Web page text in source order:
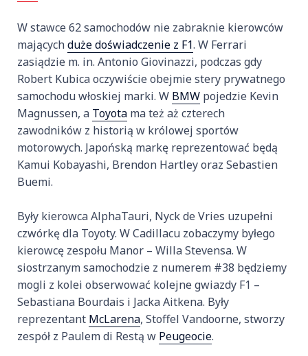
W stawce 62 samochodów nie zabraknie kierowców
mającychduże doświadczenie z F1. W Ferrari
zasiądzie m. in. Antonio Giovinazzi, podczas gdy
Robert Kubica oczywiście obejmie stery prywatnego
samochodu włoskiej marki. W BMW pojedzie Kevin
Magnussen, a Toyota ma też aż czterech
zawodników z historią w królowej sportów
motorowych. Japońską markę reprezentować będą
Kamui Kobayashi, Brendon Hartley oraz Sebastien
Buemi.
Były kierowca AlphaTauri, Nyck de Vries uzupełni
czwórkę dla Toyoty. W Cadillacu zobaczymy byłego
kierowcę zespołu Manor – Willa Stevensa. W
siostrzanym samochodzie z numerem #38 będziemy
mogli z kolei obserwować kolejne gwiazdy F1 –
Sebastiana Bourdais i Jacka Aitkena. Były
reprezentant McLarena, Stoffel Vandoorne, stworzy
zespół z Paulem di Restą w Peugeocie.